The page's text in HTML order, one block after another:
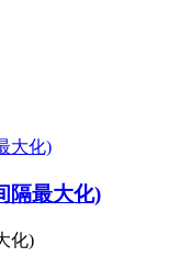
隔最大化)
化)